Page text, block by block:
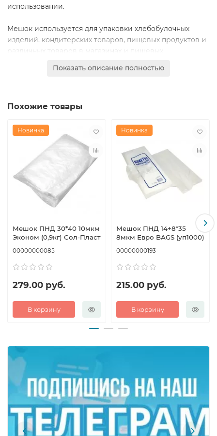
использовании.
Мешок используется для упаковки хлебобулочных
изделий, кондитерских товаров, пищевых продуктов и
различных товаров в магазинах и пищевых
для розничной торговли, доставки и хранения. Размер
боковым расширением 10+6, позволяющий вмещать
товары различных размеров, прозрачность
полиэтилена для визуализации содержимого. Толщина
6 микрон обеспечивает легкость и экономичность при
использовании большого количества мешков.
Качественный полиэтилен низкого давления
гарантирует надежность и удобство при упаковке
товаров различных категорий.
Показать описание полностью
Похожие товары
Новинка
Мешок ПНД 30*40 10мкм
Эконом (0,9кг) Сол-Пласт
00000000085
279.00 руб.
В корзину
Новинка
Мешок ПНД 14+8*35
8мкм Евро BAGS (уп1000)
00000000193
215.00 руб.
В корзину